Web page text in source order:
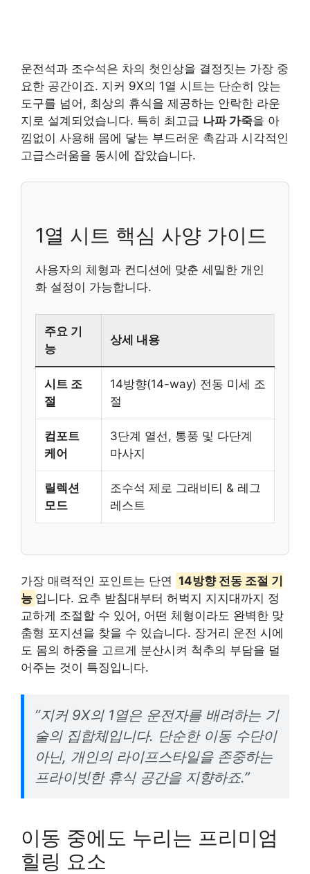
운전석과 조수석은 차의 첫인상을 결정짓는 가장 중
요한 공간이죠. 지커 9X의 1열 시트는 단순히 앉는
도구를 넘어, 최상의 휴식을 제공하는 안락한 라운
지로 설계되었습니다. 특히 최고급 나파 가죽을 아
낌없이 사용해 몸에 닿는 부드러운 촉감과 시각적인
고급스러움을 동시에 잡았습니다.
1열 시트 핵심 사양 가이드
사용자의 체형과 컨디션에 맞춘 세밀한 개인
화 설정이 가능합니다.
주요 기
능
상세 내용
시트 조
절
14방향(14-way) 전동 미세 조
절
컴포트
케어
3단계 열선, 통풍 및 다단계
마사지
릴렉션
모드
조수석 제로 그래비티 & 레그
레스트
가장 매력적인 포인트는 단연 14방향 전동 조절 기
능 입니다. 요추 받침대부터 허벅지 지지대까지 정
교하게 조절할 수 있어, 어떤 체형이라도 완벽한 맞
춤형 포지션을 찾을 수 있습니다. 장거리 운전 시에
도 몸의 하중을 고르게 분산시켜 척추의 부담을 덜
어주는 것이 특징입니다.
“지커 9X의 1열은 운전자를 배려하는 기
술의 집합체입니다. 단순한 이동 수단이
아닌, 개인의 라이프스타일을 존중하는
프라이빗한 휴식 공간을 지향하죠.”
이동 중에도 누리는 프리미엄
힐링 요소